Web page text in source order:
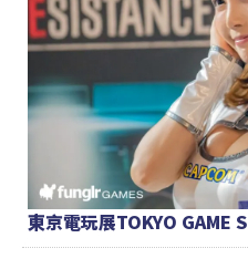
東京電玩展TOKYO GAME